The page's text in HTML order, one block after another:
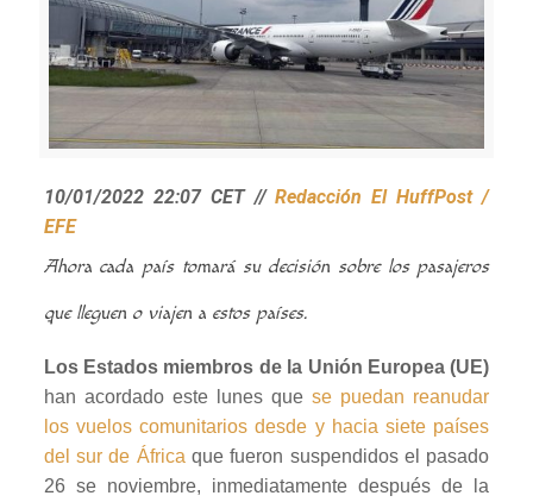
10/01/2022 22:07 CET //Redacción El HuffPost /
EFE
Ahora cada país tomará su decisión sobre los pasajeros
que lleguen o viajen a estos países.
Los Estados miembros de la Unión Europea (UE)
han acordado este lunes quese puedan reanudar
los vuelos comunitarios desde y hacia siete países
del sur de África que fueron suspendidos el pasado
26 se noviembre, inmediatamente después de la